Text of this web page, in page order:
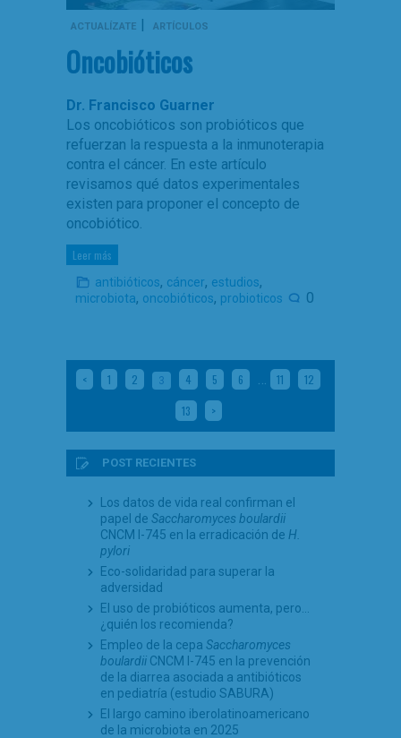
ACTUALÍZATE | ARTÍCULOS
Oncobióticos
Dr. Francisco Guarner
Los oncobióticos son probióticos que
refuerzan la respuesta a la inmunoterapia
contra el cáncer. En este artículo
revisamos qué datos experimentales
existen para proponer el concepto de
oncobiótico.
Leer más
antibióticos, cáncer, estudios,
microbiota, oncobióticos, probioticos 0
< 1 2 3 4 5 6 … 11 12
13 >
POST RECIENTES
Los datos de vida real confirman el
papel de Saccharomyces boulardii
CNCM I-745 en la erradicación de H.
pylori
Eco-solidaridad para superar la
adversidad
El uso de probióticos aumenta, pero…
¿quién los recomienda?
Empleo de la cepa Saccharomyces
boulardii CNCM I-745 en la prevención
de la diarrea asociada a antibióticos
en pediatría (estudio SABURA)
El largo camino iberolatinoamericano
de la microbiota en 2025